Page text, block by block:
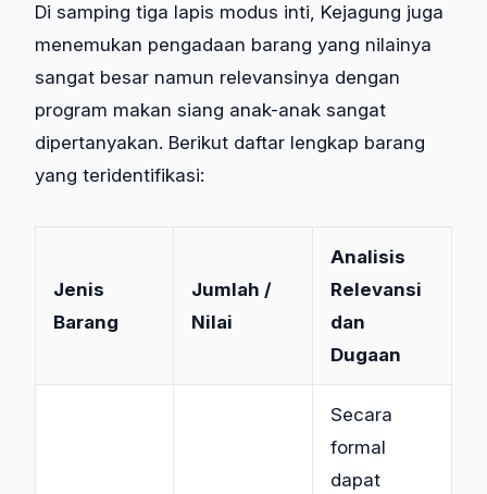
Di samping tiga lapis modus inti, Kejagung juga
menemukan pengadaan barang yang nilainya
sangat besar namun relevansinya dengan
program makan siang anak-anak sangat
dipertanyakan. Berikut daftar lengkap barang
yang teridentifikasi:
Jenis
Barang
Jumlah /
Nilai
Analisis
Relevansi
dan
Dugaan
Secara
formal
dapat